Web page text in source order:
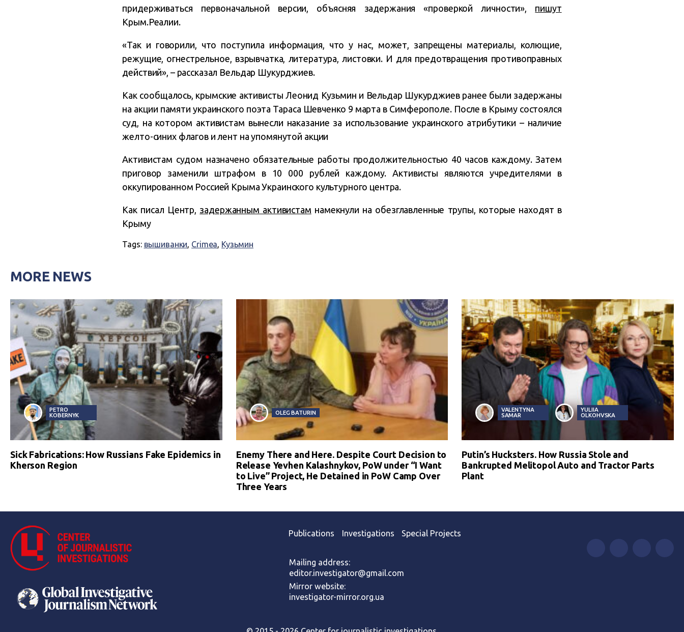
придерживаться первоначальной версии, объясняя задержания «проверкой личности», пишут
Крым.Реалии.
«Так и говорили, что поступила информация, что у нас, может, запрещены материалы, колющие,
режущие, огнестрельное, взрывчатка, литература, листовки. И для предотвращения противоправных
действий», – рассказал Вельдар Шукурджиев.
Как сообщалось, крымские активисты Леонид Кузьмин и Вельдар Шукурджиев ранее были задержаны
на акции памяти украинского поэта Тараса Шевченко 9 марта в Симферополе. После в Крыму состоялся
суд, на котором активистам вынесли наказание за использование украинского атрибутики – наличие
желто-синих флагов и лент на упомянутой акции
Активистам судом назначено обязательные работы продолжительностью 40 часов каждому. Затем
приговор заменили штрафом в 10 000 рублей каждому. Активисты являются учредителями в
оккупированном Россией Крыма Украинского культурного центра.
Как писал Центр, задержанным активистам намекнули на обезглавленные трупы, которые находят в
Крыму
Tags: вышиванки, Crimea, Кузьмин
MORE NEWS
PETRO
KOBERNYK
Sick Fabrications: How Russians Fake Epidemics in
Kherson Region
OLEG BATURIN
Enemy There and Here. Despite Court Decision to
Release Yevhen Kalashnykov, PoW under “I Want
to Live” Project, He Detained in PoW Camp Over
Three Years
VALENTYNA
SAMAR
YULIIA
OLKOHVSKA
Putin’s Hucksters. How Russia Stole and
Bankrupted Melitopol Auto and Tractor Parts
Plant
Publications Investigations Special Projects
Mailing address:
editor.investigator@gmail.com
Mirror website:
investigator-mirror.org.ua